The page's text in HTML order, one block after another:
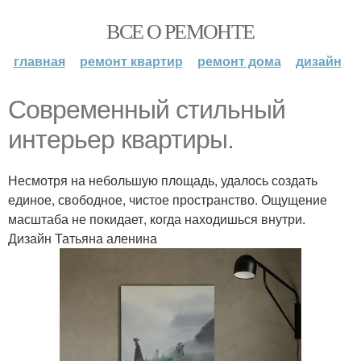
ВСЕ О РЕМОНТЕ
главная ремонт квартир ремонт дома дизайн
Современный стильный
интерьер квартиры.
Несмотря на небольшую площадь, удалось создать
единое, свободное, чистое пространство. Ощущение
масштаба не покидает, когда находишься внутри.
Дизайн Татьяна аленина